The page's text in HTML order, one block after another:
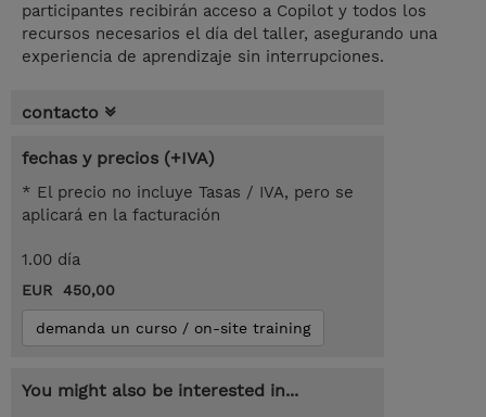
participantes recibirán acceso a Copilot y todos los
recursos necesarios el día del taller, asegurando una
experiencia de aprendizaje sin interrupciones.
contacto
fechas y precios (+IVA)
* El precio no incluye Tasas / IVA, pero se
aplicará en la facturación
1.00 día
EUR 450,00
demanda un curso / on-site training
You might also be interested in...